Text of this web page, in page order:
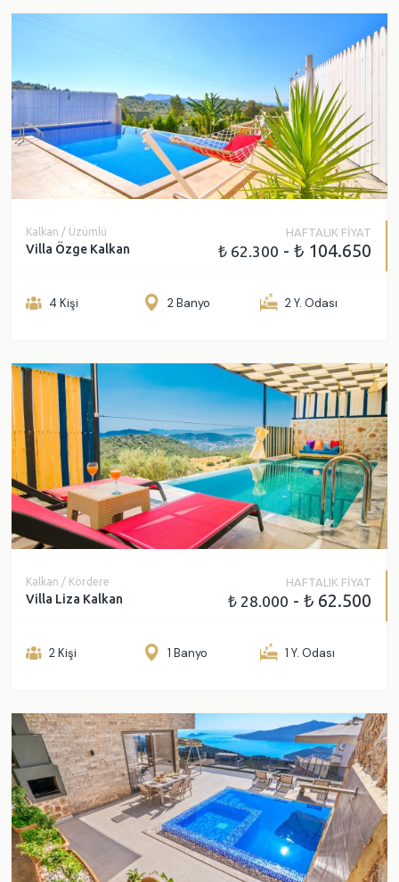
Kalkan / Üzümlü
Villa Özge Kalkan
HAFTALIK FİYAT
₺ 62.300 - ₺ 104.650
4 Kişi 2 Banyo 2 Y. Odası
Kalkan / Kördere
Villa Liza Kalkan
HAFTALIK FİYAT
₺ 28.000 - ₺ 62.500
2 Kişi 1 Banyo 1 Y. Odası